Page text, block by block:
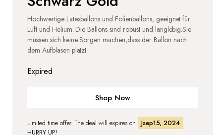
Hochwertige Latexballons und Folienballons, geeignet für
Luft und Helium. Die Ballons sind robust und langlebig.Sie
müssen sich keine Sorgen machen,dass der Ballon nach
dem Aufblasen platzt.
Expired
Shop Now
Limited time offer. The deal will expires on
Jsep15, 2024
HURRY UP!